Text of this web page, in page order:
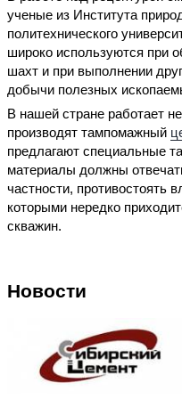
ученые из Института
политехнического
широко используются при
шахт и при выполнении
добычи полезных
В нашей стране работает
производят тампомажный
предлагают специальные
материалы должны
частности, противостоять
которыми нередко
скважин.
Новости